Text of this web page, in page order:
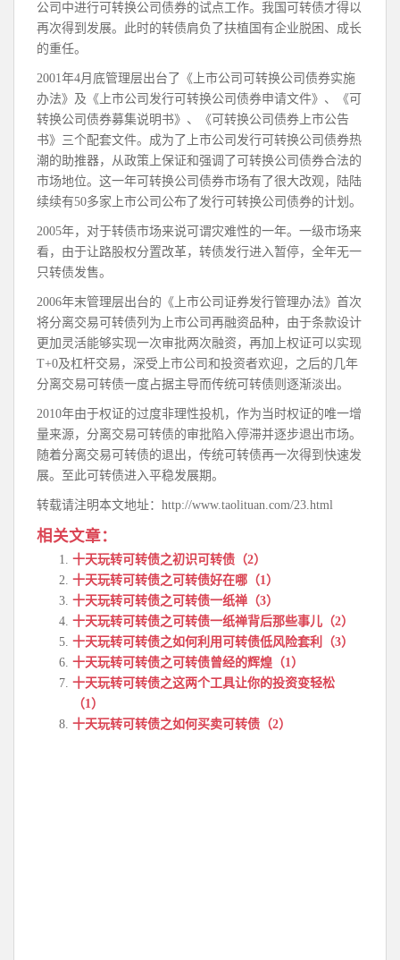
公司中进行可转换公司债券的试点工作。我国可转债才得以
再次得到发展。此时的转债肩负了扶植国有企业脱困、成长
的重任。
2001年4月底管理层出台了《上市公司可转换公司债券实施
办法》及《上市公司发行可转换公司债券申请文件》、《可
转换公司债券募集说明书》、《可转换公司债券上市公告
书》三个配套文件。成为了上市公司发行可转换公司债券热
潮的助推器，从政策上保证和强调了可转换公司债券合法的
市场地位。这一年可转换公司债券市场有了很大改观，陆陆
续续有50多家上市公司公布了发行可转换公司债券的计划。
2005年，对于转债市场来说可谓灾难性的一年。一级市场来
看，由于让路股权分置改革，转债发行进入暂停，全年无一
只转债发售。
2006年末管理层出台的《上市公司证券发行管理办法》首次
将分离交易可转债列为上市公司再融资品种，由于条款设计
更加灵活能够实现一次审批两次融资，再加上权证可以实现
T+0及杠杆交易，深受上市公司和投资者欢迎，之后的几年
分离交易可转债一度占据主导而传统可转债则逐渐淡出。
2010年由于权证的过度非理性投机，作为当时权证的唯一增
量来源，分离交易可转债的审批陷入停滞并逐步退出市场。
随着分离交易可转债的退出，传统可转债再一次得到快速发
展。至此可转债进入平稳发展期。
转载请注明本文地址：http://www.taolituan.com/23.html
相关文章：
十天玩转可转债之初识可转债（2）
十天玩转可转债之可转债好在哪（1）
十天玩转可转债之可转债一纸禅（3）
十天玩转可转债之可转债一纸禅背后那些事儿（2）
十天玩转可转债之如何利用可转债低风险套利（3）
十天玩转可转债之可转债曾经的辉煌（1）
十天玩转可转债之这两个工具让你的投资变轻松
（1）
十天玩转可转债之如何买卖可转债（2）